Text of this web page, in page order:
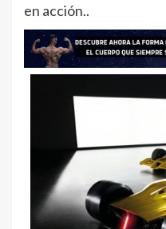
en acción..